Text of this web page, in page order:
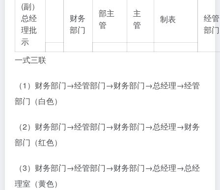
(副）
总经
理批
示
财务
部门
部主
管
主
管
制表
经管
部门
一式三联
（1）财务部门→经管部门→财务部门→总经理→经管
部门（白色）
（2）财务部门→经管部门→财务部门→总经理→财务
部门（红色）
（3）财务部门→经管部门→财务部门→总经理→总经
理室（黄色）